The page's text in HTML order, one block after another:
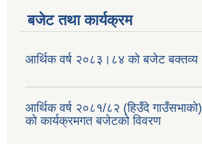
बजेट तथा कार्यक्रम
आर्थिक वर्ष २०८३।८४ को बजेट बक्तव्य
आर्थिक वर्ष २०८१/८२ (हिउँदे गाउँसभाको)
को कार्यक्रमगत बजेटको विवरण